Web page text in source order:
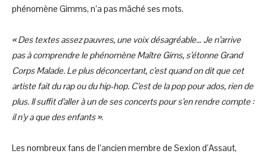
phénomène Gimms, n’a pas mâché ses mots.
« Des textes assez pauvres, une voix désagréable… Je n’arrive
pas à comprendre le phénomène Maître Gims, s’étonne Grand
Corps Malade. Le plus déconcertant, c’est quand on dit que cet
artiste fait du rap ou du hip-hop. C’est de la pop pour ados, rien de
plus. Il suffit d’aller à un de ses concerts pour s’en rendre compte :
il n’y a que des enfants ».
Les nombreux fans de l’ancien membre de Sexion d’Assaut,